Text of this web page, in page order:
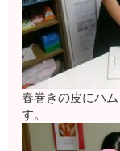
春巻きの皮にハ
す。